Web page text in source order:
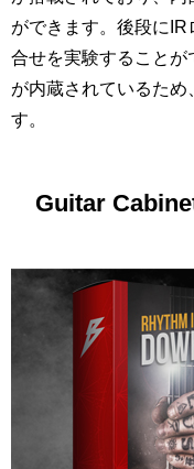
ができます。後段に
合せを実験すること
が内蔵されているため
す。
Guitar